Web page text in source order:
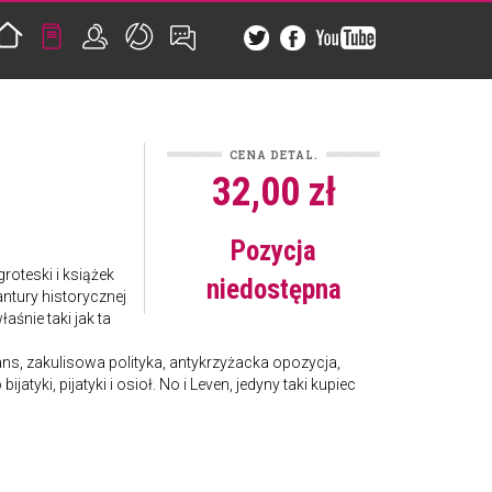
CENA DETAL.
32,00 zł
Pozycja
niedostępna
i książek
historycznej
taki jak ta
zakulisowa polityka, antykrzyżacka opozycja,
pijatyki i osioł. No i Leven, jedyny taki kupiec